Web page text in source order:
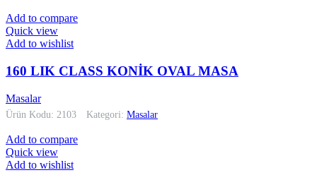
Add to compare
Quick view
Add to wishlist
160 LIK CLASS KONİK OVAL MASA
Masalar
Ürün Kodu: 2103 Kategori: Masalar
Add to compare
Quick view
Add to wishlist